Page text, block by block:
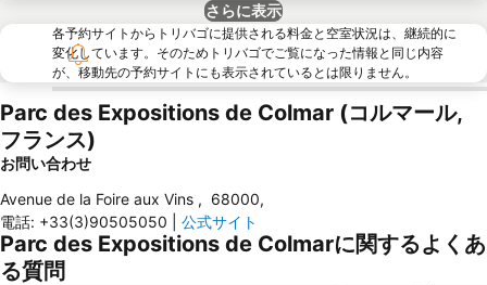
さらに表示
各予約サイトからトリバゴに提供される料金と空室状況は、継続的に
変化しています。そのためトリバゴでご覧になった情報と同じ内容
が、移動先の予約サイトにも表示されているとは限りません。
Parc des Expositions de Colmar (コルマール,
フランス)
お問い合わせ
Avenue de la Foire aux Vins , 68000,
電話: +33(3)90505050 公式サイト
Parc des Expositions de Colmarに関するよくあ
る質問